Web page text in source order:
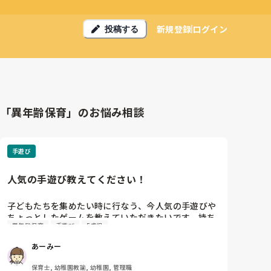
投稿する 新規登録ログイン
「異年齢保育」のお悩み相談
手遊び
人気の手遊び教えてください！
子どもたちを集めたい時に行なう、今人気の手遊びや
ちょっとしたゲームを教えていただきたいです。持ち
ネタを中々増やせず同じものばかりしてしまいます。
す．
異年齢保育 手遊び 5歳児
あーみー
保育士, 幼稚園教諭, 幼稚園, 管理職